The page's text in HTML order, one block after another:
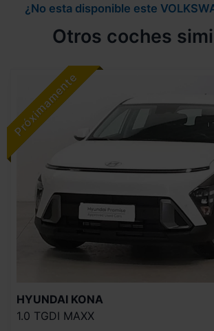
¿No esta disponible este
Otros coches
HYUNDAI KONA
1.0 TGDI MAXX